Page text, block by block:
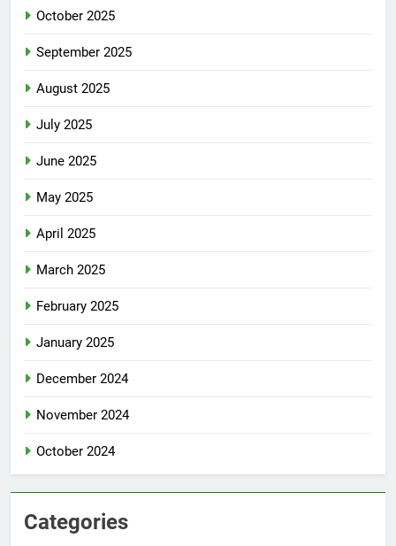
October 2025
September 2025
August 2025
July 2025
June 2025
May 2025
April 2025
March 2025
February 2025
January 2025
December 2024
November 2024
October 2024
Categories